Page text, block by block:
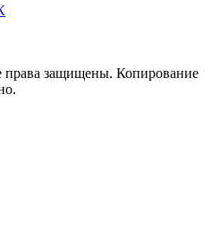
защищены. Копирование